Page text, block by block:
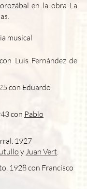
en la obra La
musical
Luis Fernández de
con Eduardo
con Pablo
1927
yJuan Vert.
1928 con Francisco